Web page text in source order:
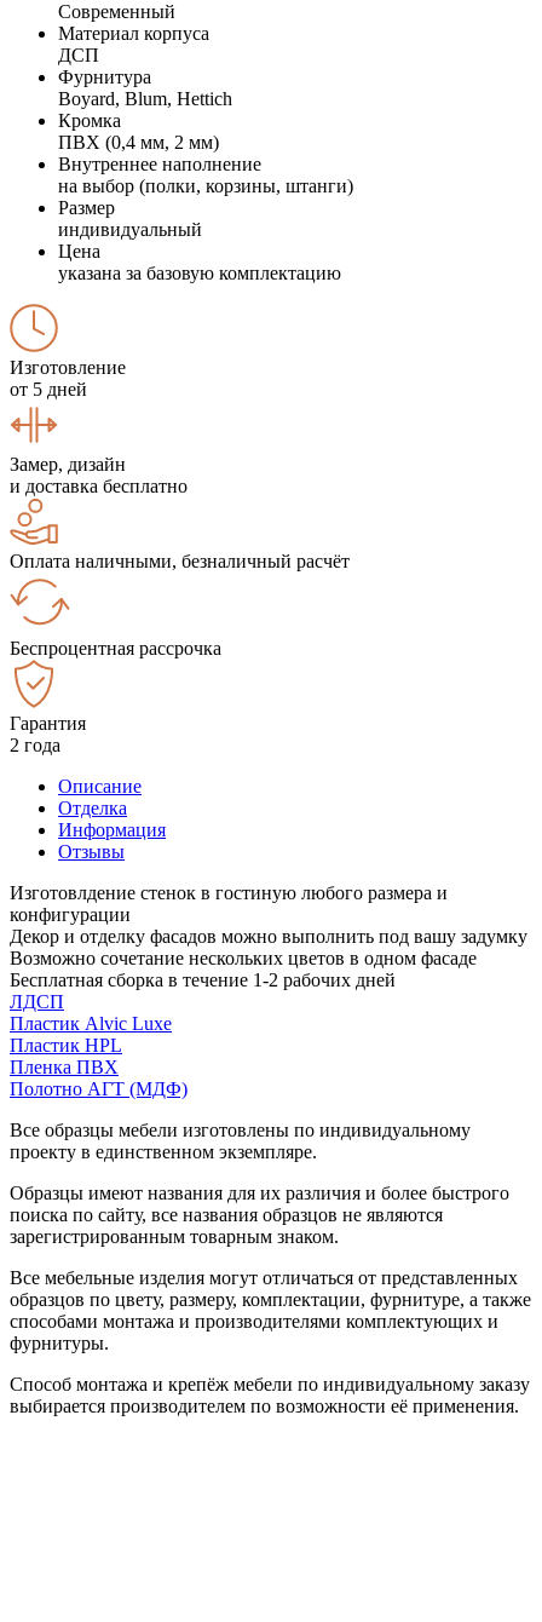
Современный
Материал корпуса
ДСП
Фурнитура
Boyard, Blum, Hettich
Кромка
ПВХ (0,4 мм, 2 мм)
Внутреннее наполнение
на выбор (полки, корзины, штанги)
Размер
индивидуальный
Цена
указана за базовую комплектацию
Изготовление
от 5 дней
Замер, дизайн
и доставка бесплатно
Оплата наличными, безналичный расчёт
Беспроцентная рассрочка
Гарантия
2 года
Описание
Отделка
Информация
Отзывы
Изготовлдение стенок в гостиную любого размера и
конфигурации
Декор и отделку фасадов можно выполнить под вашу задумку
Возможно сочетание нескольких цветов в одном фасаде
Бесплатная сборка в течение 1-2 рабочих дней
ЛДСП
Пластик Alvic Luxe
Пластик HPL
Пленка ПВХ
Полотно АГТ (МДФ)
Все образцы мебели изготовлены по индивидуальному
проекту в единственном экземпляре.
Образцы имеют названия для их различия и более быстрого
поиска по сайту, все названия образцов не являются
зарегистрированным товарным знаком.
Все мебельные изделия могут отличаться от представленных
образцов по цвету, размеру, комплектации, фурнитуре, а также
способами монтажа и производителями комплектующих и
фурнитуры.
Способ монтажа и крепёж мебели по индивидуальному заказу
выбирается производителем по возможности её применения.